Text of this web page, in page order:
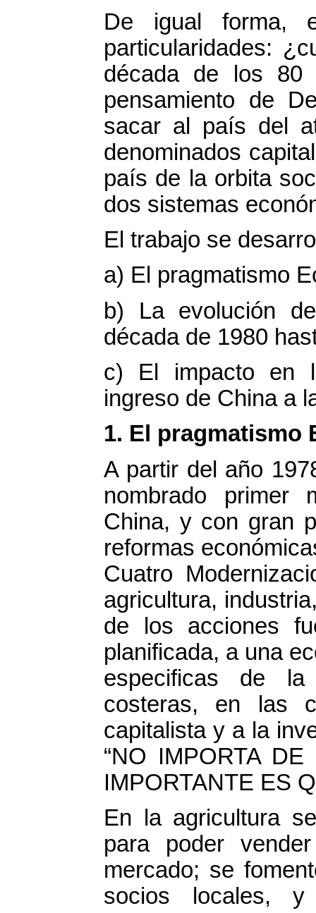
De igual forma,
particularidades:
década de los
pensamiento de
sacar al país del
denominados
país de la orbita
dos sistemas
El trabajo se
a) El pragmatismo
b) La evolución
década de 1980
c) El impacto en
ingreso de China a
1. El pragmatismo
A partir del año
nombrado primer
China, y con gran
reformas
Cuatro
agricultura,
de los acciones
planificada, a una
especificas de la
costeras, en las
capitalista y a la
“NO IMPORTA
IMPORTANTE ES
En la agricultura
para poder
mercado; se
socios locales,